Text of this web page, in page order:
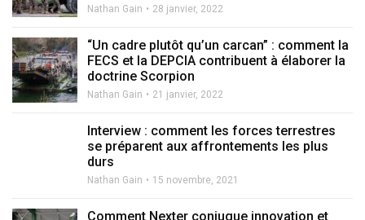
Nathan Gain 28 janvier, 2022
“Un cadre plutôt qu’un carcan” : comment la
FECS et la DEPCIA contribuent à élaborer la
doctrine Scorpion
Nathan Gain 21 janvier, 2022
Interview : comment les forces terrestres
se préparent aux affrontements les plus
durs
Nathan Gain 15 novembre, 2021
Comment Nexter conjugue innovation et